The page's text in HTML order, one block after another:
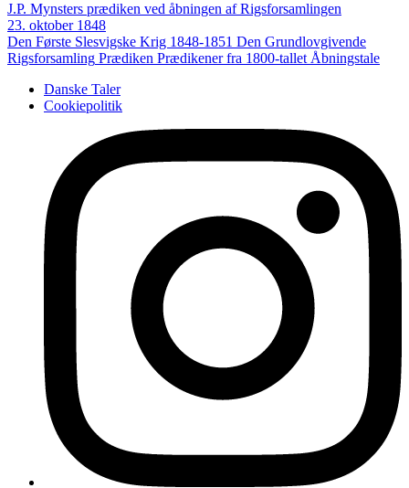
J.P. Mynsters prædiken ved åbningen af Rigsforsamlingen
23. oktober 1848
Den Første Slesvigske Krig 1848-1851 Den Grundlovgivende
Rigsforsamling Prædiken Prædikener fra 1800-tallet Åbningstale
Danske Taler
Cookiepolitik